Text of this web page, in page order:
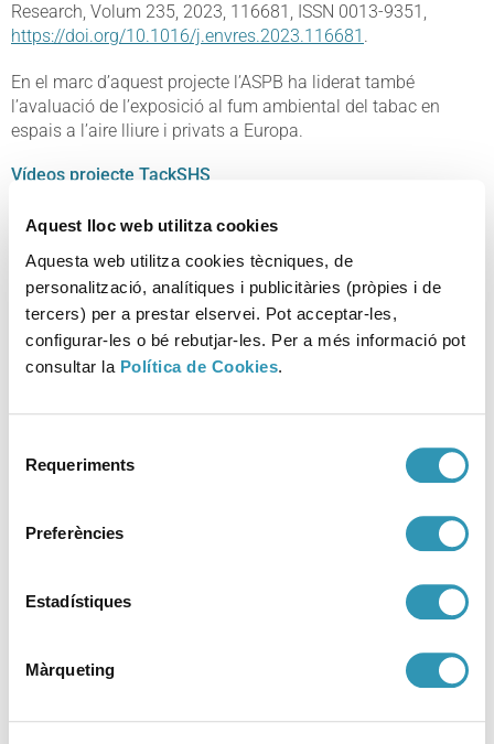
Aquest lloc web utilitza cookies
Aquesta web utilitza cookies tècniques, de
personalització, analítiques i publicitàries (pròpies i de
tercers) per a prestar elservei. Pot acceptar-les,
configurar-les o bé rebutjar-les. Per a més informació pot
consultar la Política de Cookies.
Requeriments
Preferències
Estadístiques
Màrqueting
Research, Volum 235, 2023, 116681, ISSN 0013-9351,
https://doi.org/10.1016/j.envres.2023.116681 .
En el marc d’aquest projecte l’ASPB ha liderat també
l’avaluació de l’exposició al fum ambiental del tabac en
espais a l’aire lliure i privats a Europa.
Vídeos projecte TackSHS
interiors?
Com és l’exposició al fum ambiental del tabac en espais a
l’aire lliure?